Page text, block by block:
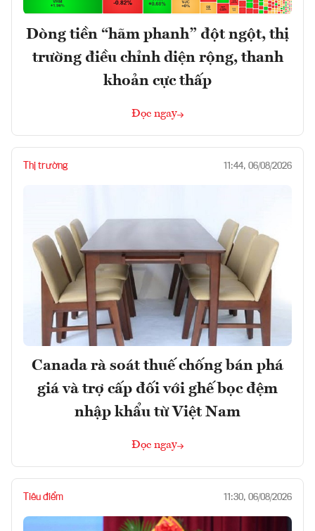
Dòng tiền “hãm phanh” đột ngột, thị
trường điều chỉnh diện rộng, thanh
khoản cực thấp
Đọc ngay
Thị trường 11:44, 06/08/2026
Canada rà soát thuế chống bán phá
giá và trợ cấp đối với ghế bọc đệm
nhập khẩu từ Việt Nam
Đọc ngay
Tiêu điểm 11:30, 06/08/2026